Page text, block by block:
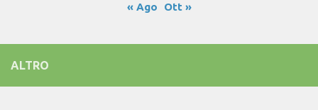
« Ago
Ott »
ALTRO